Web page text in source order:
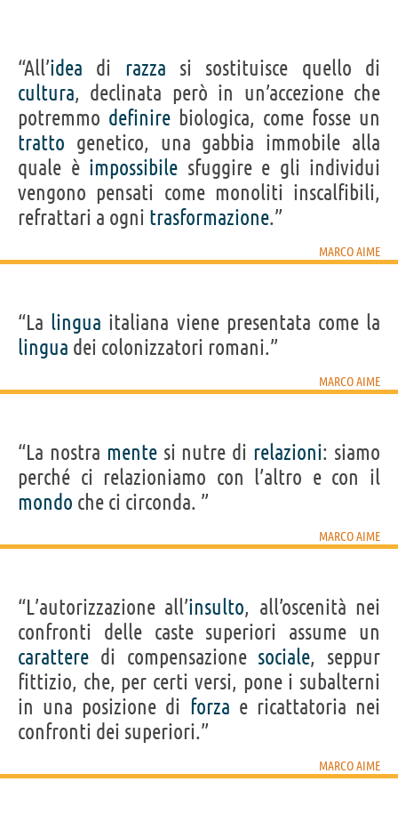
“All’idea di razza si sostituisce quello di
cultura, declinata però in un’accezione che
potremmo definire biologica, come fosse un
tratto genetico, una gabbia immobile alla
quale è impossibile sfuggire e gli individui
vengono pensati come monoliti inscalfibili,
refrattari a ogni trasformazione.”
MARCO AIME
“La lingua italiana viene presentata come la
lingua dei colonizzatori romani.”
MARCO AIME
“La nostra mentesi nutre di relazioni: siamo
perché ci relazioniamo con l’altro e con il
mondo che ci circonda. ”
MARCO AIME
“L’autorizzazione all’insulto, all’oscenità nei
confronti delle caste superiori assume un
carattere di compensazione sociale, seppur
fittizio, che, per certi versi, pone i subalterni
in una posizione di forza e ricattatoria nei
confronti dei superiori.”
MARCO AIME